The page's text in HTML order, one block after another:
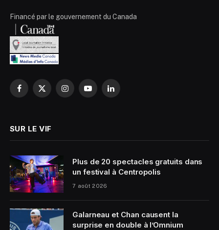
Financé par le gouvernement du Canada
Facebook
X
InstagramYouTubeLinkedIn
SUR LE VIF
Plus de 20 spectacles gratuits dans
un festival à Centropolis
7 août 2026
Galarneau et Chan causent la
surprise en double à l’Omnium